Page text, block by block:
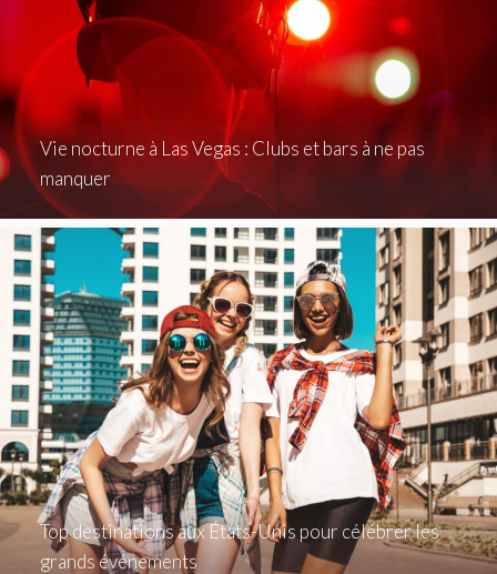
Vie nocturne à Las Vegas : Clubs et bars à ne pas
manquer
Top destinations aux États-Unis pour célébrer les
grands événements